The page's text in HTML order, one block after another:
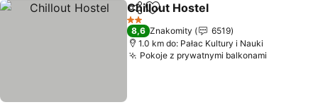
Udostępnij
Dodaj do ulubionych
Chillout Hostel
2 Kategoria
8,6 Znakomity
6519
1.0 km do: Pałac Kultury i Nauki
Pokoje z prywatnymi balkonami